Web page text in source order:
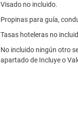
Visado no incluido.
Propinas para guía,
Tasas hoteleras no
No incluido ningún otro
apartado de Incluye o